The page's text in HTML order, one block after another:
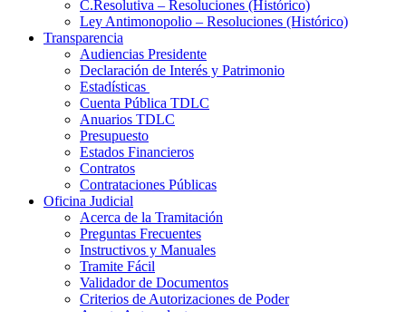
C.Resolutiva – Resoluciones (Histórico)
Ley Antimonopolio – Resoluciones (Histórico)
Transparencia
Audiencias Presidente
Declaración de Interés y Patrimonio
Estadísticas
Cuenta Pública TDLC
Anuarios TDLC
Presupuesto
Estados Financieros
Contratos
Contrataciones Públicas
Oficina Judicial
Acerca de la Tramitación
Preguntas Frecuentes
Instructivos y Manuales
Tramite Fácil
Validador de Documentos
Criterios de Autorizaciones de Poder